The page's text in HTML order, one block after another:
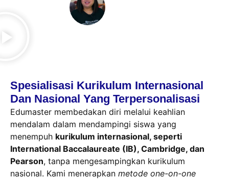
Spesialisasi Kurikulum Internasional
Dan Nasional Yang Terpersonalisasi
Edumaster membedakan diri melalui keahlian
mendalam dalam mendampingi siswa yang
menempuh kurikulum internasional, seperti
International Baccalaureate (IB), Cambridge, dan
Pearson, tanpa mengesampingkan kurikulum
nasional. Kami menerapkan metode one-on-one